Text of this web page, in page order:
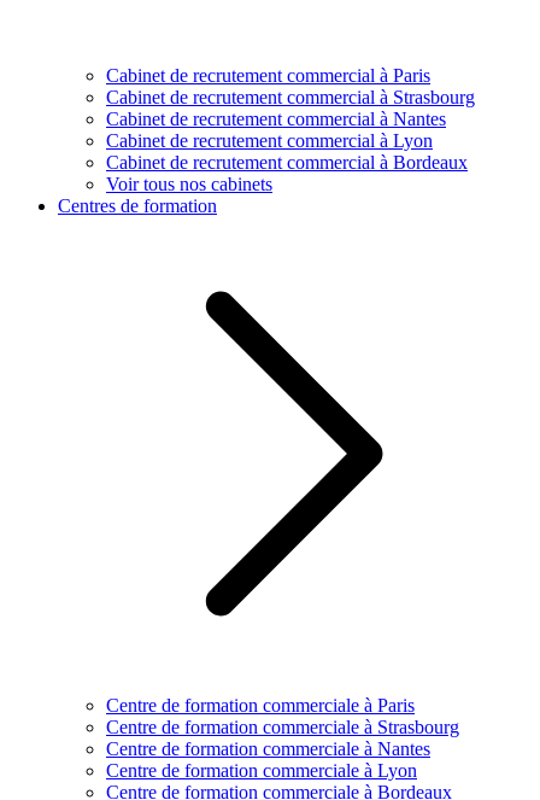
Cabinet de recrutement commercial à Paris
Cabinet de recrutement commercial à Strasbourg
Cabinet de recrutement commercial à Nantes
Cabinet de recrutement commercial à Lyon
Cabinet de recrutement commercial à Bordeaux
Voir tous nos cabinets
Centres de formation
Centre de formation commerciale à Paris
Centre de formation commerciale à Strasbourg
Centre de formation commerciale à Nantes
Centre de formation commerciale à Lyon
Centre de formation commerciale à Bordeaux